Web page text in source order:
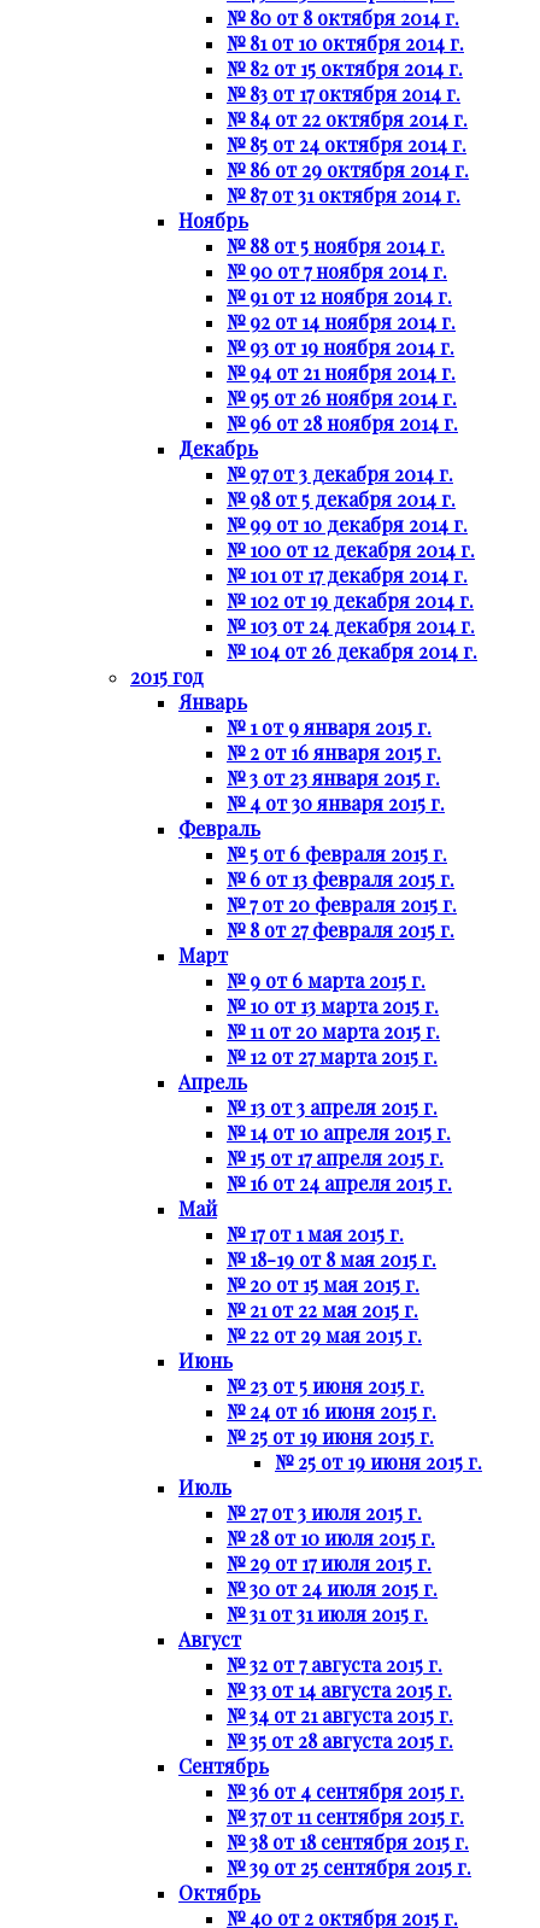
№ 80 от 8 октября 2014 г.
№ 81 от 10 октября 2014 г.
№ 82 от 15 октября 2014 г.
№ 83 от 17 октября 2014 г.
№ 84 от 22 октября 2014 г.
№ 85 от 24 октября 2014 г.
№ 86 от 29 октября 2014 г.
№ 87 от 31 октября 2014 г.
Ноябрь
№ 88 от 5 ноября 2014 г.
№ 90 от 7 ноября 2014 г.
№ 91 от 12 ноября 2014 г.
№ 92 от 14 ноября 2014 г.
№ 93 от 19 ноября 2014 г.
№ 94 от 21 ноября 2014 г.
№ 95 от 26 ноября 2014 г.
№ 96 от 28 ноября 2014 г.
Декабрь
№ 97 от 3 декабря 2014 г.
№ 98 от 5 декабря 2014 г.
№ 99 от 10 декабря 2014 г.
№ 100 от 12 декабря 2014 г.
№ 101 от 17 декабря 2014 г.
№ 102 от 19 декабря 2014 г.
№ 103 от 24 декабря 2014 г.
№ 104 от 26 декабря 2014 г.
2015 год
Январь
№ 1 от 9 января 2015 г.
№ 2 от 16 января 2015 г.
№ 3 от 23 января 2015 г.
№ 4 от 30 января 2015 г.
Февраль
№ 5 от 6 февраля 2015 г.
№ 6 от 13 февраля 2015 г.
№ 7 от 20 февраля 2015 г.
№ 8 от 27 февраля 2015 г.
Март
№ 9 от 6 марта 2015 г.
№ 10 от 13 марта 2015 г.
№ 11 от 20 марта 2015 г.
№ 12 от 27 марта 2015 г.
Апрель
№ 13 от 3 апреля 2015 г.
№ 14 от 10 апреля 2015 г.
№ 15 от 17 апреля 2015 г.
№ 16 от 24 апреля 2015 г.
Май
№ 17 от 1 мая 2015 г.
№ 18-19 от 8 мая 2015 г.
№ 20 от 15 мая 2015 г.
№ 21 от 22 мая 2015 г.
№ 22 от 29 мая 2015 г.
Июнь
№ 23 от 5 июня 2015 г.
№ 24 от 16 июня 2015 г.
№ 25 от 19 июня 2015 г.
№ 25 от 19 июня 2015 г.
Июль
№ 27 от 3 июля 2015 г.
№ 28 от 10 июля 2015 г.
№ 29 от 17 июля 2015 г.
№ 30 от 24 июля 2015 г.
№ 31 от 31 июля 2015 г.
Август
№ 32 от 7 августа 2015 г.
№ 33 от 14 августа 2015 г.
№ 34 от 21 августа 2015 г.
№ 35 от 28 августа 2015 г.
Сентябрь
№ 36 от 4 сентября 2015 г.
№ 37 от 11 сентября 2015 г.
№ 38 от 18 сентября 2015 г.
№ 39 от 25 сентября 2015 г.
Октябрь
№ 40 от 2 октября 2015 г.